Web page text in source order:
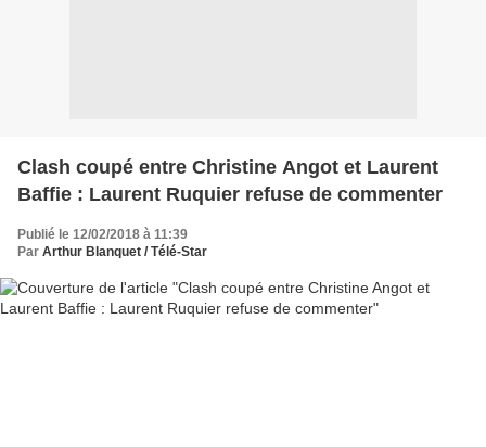
Clash coupé entre Christine Angot et Laurent
Baffie : Laurent Ruquier refuse de commenter
Publié le 12/02/2018 à 11:39
Par Arthur Blanquet / Télé-Star